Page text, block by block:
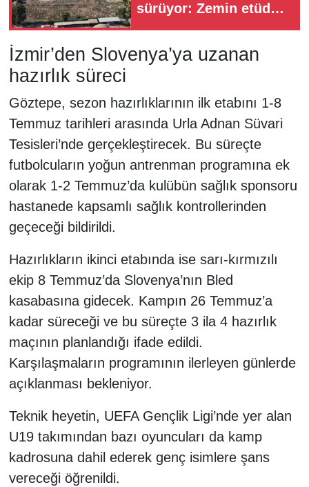
sürüyor: Zemin etüdü
İzmir’den Slovenya’ya uzanan
hazırlık süreci
Göztepe, sezon hazırlıklarının ilk etabını 1-8
Temmuz tarihleri arasında Urla Adnan Süvari
Tesisleri’nde gerçekleştirecek. Bu süreçte
futbolcuların yoğun antrenman programına ek
olarak 1-2 Temmuz’da kulübün sağlık sponsoru
hastanede kapsamlı sağlık kontrollerinden
geçeceği bildirildi.
Hazırlıkların ikinci etabında ise sarı-kırmızılı
ekip 8 Temmuz’da Slovenya’nın Bled
kasabasına gidecek. Kampın 26 Temmuz’a
kadar süreceği ve bu süreçte 3 ila 4 hazırlık
maçının planlandığı ifade edildi.
Karşılaşmaların programının ilerleyen günlerde
açıklanması bekleniyor.
Teknik heyetin, UEFA Gençlik Ligi’nde yer alan
U19 takımından bazı oyuncuları da kamp
kadrosuna dahil ederek genç isimlere şans
vereceği öğrenildi.